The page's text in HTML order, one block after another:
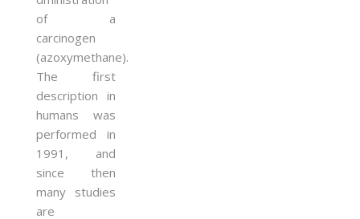
of a
carcinogen
(azoxymethane).
The first
description in
humans was
performed in
1991, and
since then
many studies
are